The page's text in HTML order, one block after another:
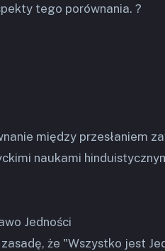
tego porównania. ?
między przesłaniem
naukami
Jedności
że "Wszystko jest